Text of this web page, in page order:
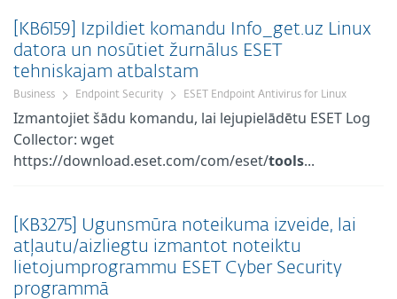
[KB6159] Izpildiet komandu Info_get.uz Linux
datora un nosūtiet žurnālus ESET
tehniskajam atbalstam
Business Endpoint Security ESET Endpoint Antivirus for Linux
Izmantojiet šādu komandu, lai lejupielādētu ESET Log
Collector: wget
https://download.eset.com/com/eset/tools...
[KB3275] Ugunsmūra noteikuma izveide, lai
atļautu/aizliegtu izmantot noteiktu
lietojumprogrammu ESET Cyber Security
programmā